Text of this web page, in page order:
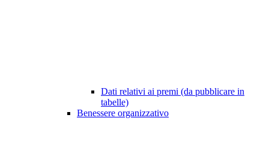
Dati relativi ai premi (da pubblicare in
tabelle)
Benessere organizzativo